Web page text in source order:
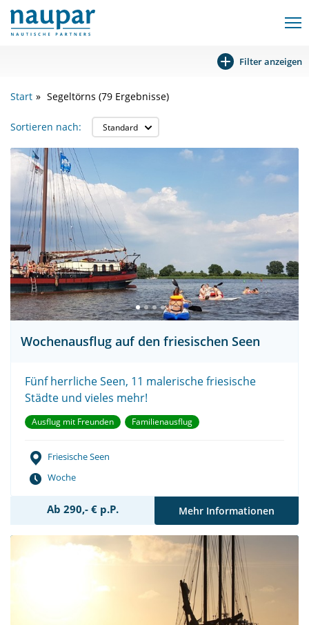
Filter anzeigen
Start Segeltörns (79 Ergebnisse)
Sortieren nach:
Wochenausflug auf den friesischen Seen
Fünf herrliche Seen, 11 malerische friesische
Städte und vieles mehr!
Ausflug mit Freunden Familienausflug
Friesische Seen
Woche
Ab 290,- € p.P. Mehr Informationen